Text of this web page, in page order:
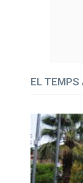
EL TEMPS